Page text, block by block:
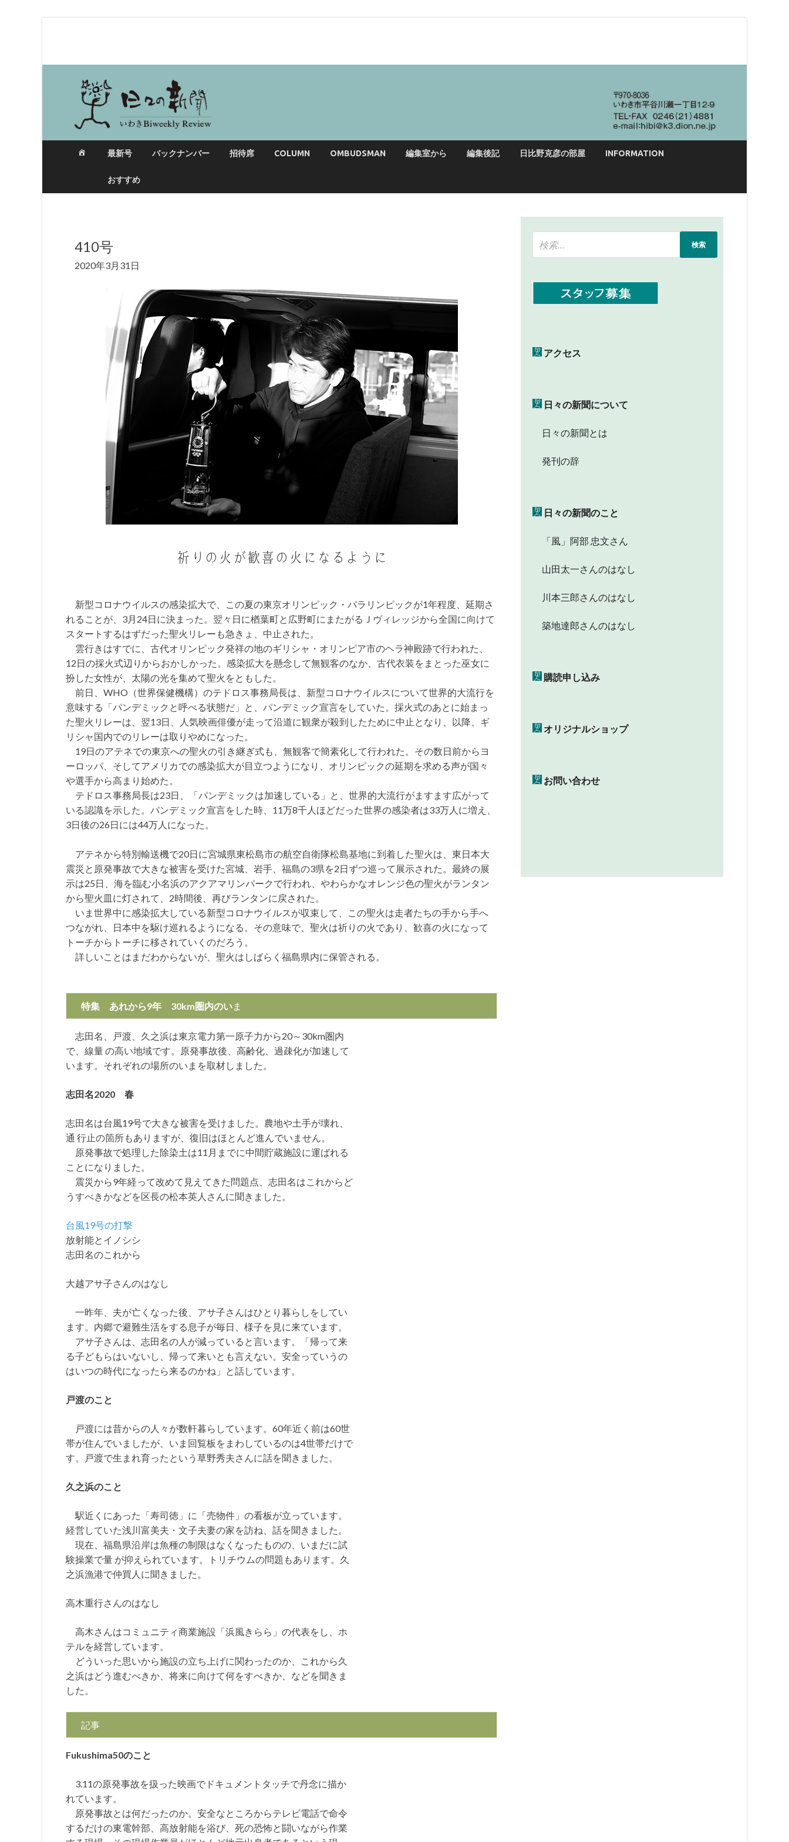
日々の新聞
最新号 バックナンバー 招待席 COLUMN OMBUDSMAN 編集室から 編集後記 日比野克彦の部屋 INFORMATION
おすすめ
410号
2020年3月31日
祈りの火が歓喜の火になるように
新型コロナウイルスの感染拡大で、この夏の東京オリンピック・パラリンピックが1年程度、延期さ
れることが、3月24日に決まった。翌々日に楢葉町と広野町にまたがるＪヴィレッジから全国に向けて
スタートするはずだった聖火リレーも急きょ、中止された。
雲行きはすでに、古代オリンピック発祥の地のギリシャ・オリンピア市のヘラ神殿跡で行われた、
12日の採火式辺りからおかしかった。感染拡大を懸念して無観客のなか、古代衣装をまとった巫女に
扮した女性が、太陽の光を集めて聖火をともした。
前日、WHO（世界保健機構）のテドロス事務局長は、新型コロナウイルスについて世界的大流行を
意味する「パンデミックと呼べる状態だ」と、パンデミック宣言をしていた。採火式のあとに始まっ
た聖火リレーは、翌13日、人気映画俳優が走って沿道に観衆が殺到したために中止となり、以降、ギ
リシャ国内でのリレーは取りやめになった。
19日のアテネでの東京への聖火の引き継ぎ式も、無観客で簡素化して行われた。その数日前からヨ
ーロッパ、そしてアメリカでの感染拡大が目立つようになり、オリンピックの延期を求める声が国々
や選手から高まり始めた。
テドロス事務局長は23日、「パンデミックは加速している」と、世界的大流行がますます広がって
いる認識を示した。パンデミック宣言をした時、11万8千人ほどだった世界の感染者は33万人に増え、
3日後の26日には44万人になった。
アテネから特別輸送機で20日に宮城県東松島市の航空自衛隊松島基地に到着した聖火は、東日本大
震災と原発事故で大きな被害を受けた宮城、岩手、福島の3県を2日ずつ巡って展示された。最終の展
示は25日、海を臨む小名浜のアクアマリンパークで行われ、やわらかなオレンジ色の聖火がランタン
から聖火皿に灯されて、2時間後、再びランタンに戻された。
いま世界中に感染拡大している新型コロナウイルスが収束して、この聖火は走者たちの手から手へ
つながれ、日本中を駆け巡れるようになる。その意味で、聖火は祈りの火であり、歓喜の火になって
トーチからトーチに移されていくのだろう。
詳しいことはまだわからないが、聖火はしばらく福島県内に保管される。
特集 あれから9年 30km圏内のいま
志田名、戸渡、久之浜は東京電力第一原子力から20～30km圏内
で、線量 の高い地域です。原発事故後、高齢化、過疎化が加速して
います。それぞれの場所のいまを取材しました。
志田名2020 春
志田名は台風19号で大きな被害を受けました。農地や土手が壊れ、
通 行止の箇所もありますが、復旧はほとんど進んでいません。
原発事故で処理した除染土は11月までに中間貯蔵施設に運ばれる
ことになりました。
震災から9年経って改めて見えてきた問題点、志田名はこれからど
うすべきかなどを区長の松本英人さんに聞きました。
台風19号の打撃
放射能とイノシシ
志田名のこれから
大越アサ子さんのはなし
一昨年、夫が亡くなった後、アサ子さんはひとり暮らしをしてい
ます。内郷で避難生活をする息子が毎日、様子を見に来ています。
アサ子さんは、志田名の人が減っていると言います。「帰って来
る子どもらはいないし、帰って来いとも言えない。安全っていうの
はいつの時代になったら来るのかね」と話しています。
戸渡のこと
戸渡には昔からの人々が数軒暮らしています。60年近く前は60世
帯が住んでいましたが、いま回覧板をまわしているのは4世帯だけで
す。戸渡で生まれ育ったという草野秀夫さんに話を聞きました。
久之浜のこと
駅近くにあった「寿司徳」に「売物件」の看板が立っています。
経営していた浅川富美夫・文子夫妻の家を訪ね、話を聞きました。
現在、福島県沿岸は魚種の制限はなくなったものの、いまだに試
験操業で量 が抑えられています。トリチウムの問題もあります。久
之浜漁港で仲買人に聞きました。
高木重行さんのはなし
高木さんはコミュニティ商業施設「浜風きらら」の代表をし、ホ
テルを経営しています。
どういった思いから施設の立ち上げに関わったのか、これから久
之浜はどう進むべきか、将来に向けて何をすべきか、などを聞きま
した。
記事
Fukushima50のこ と
3.11の原発事故を扱った映画でドキュメントタッチで丹念に描か
れています。
原発事故とは何だったのか。安全なところからテレビ電話で命令
するだけの東電幹部、高放射能を浴び、死の恐怖と闘いながら作業
アクセス
日々の新聞について
日々の新聞とは
発刊の辞
日々の新聞のこと
「風」阿部 忠文さん
山田太一さんのはなし
川本三郎さんのはなし
築地達郎さんのはなし
購読申し込み
オリジナルショップ
お問い合わせ